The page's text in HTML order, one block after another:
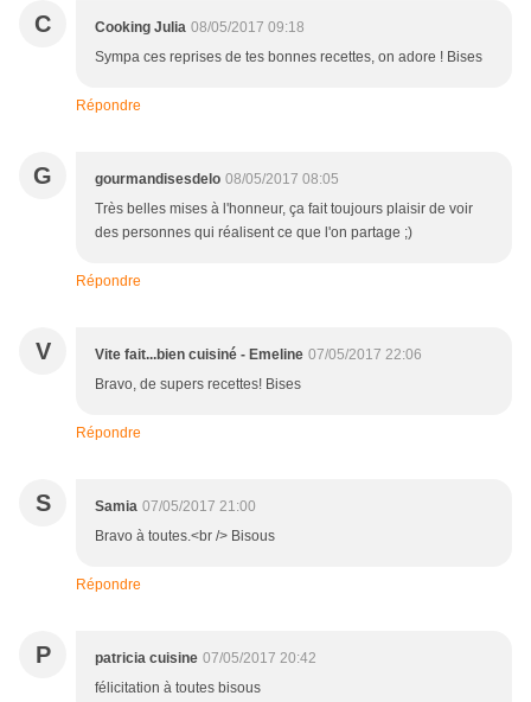
C Cooking Julia 08/05/2017 09:18
Sympa ces reprises de tes bonnes recettes, on adore ! Bises
Répondre
G gourmandisesdelo 08/05/2017 08:05
Très belles mises à l'honneur, ça fait toujours plaisir de voir
des personnes qui réalisent ce que l'on partage ;)
Répondre
V Vite fait...bien cuisiné - Emeline 07/05/2017 22:06
Bravo, de supers recettes! Bises
Répondre
S Samia 07/05/2017 21:00
Bravo à toutes.<br /> Bisous
Répondre
P patricia cuisine 07/05/2017 20:42
félicitation à toutes bisous